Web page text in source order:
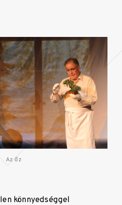
Az őz
könnyedséggel